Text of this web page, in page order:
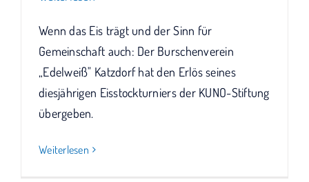
Wenn das Eis trägt und der Sinn für
Gemeinschaft auch: Der Burschenverein
„Edelweiß" Katzdorf hat den Erlös seines
diesjährigen Eisstockturniers der KUNO-Stiftung
übergeben.
Weiterlesen